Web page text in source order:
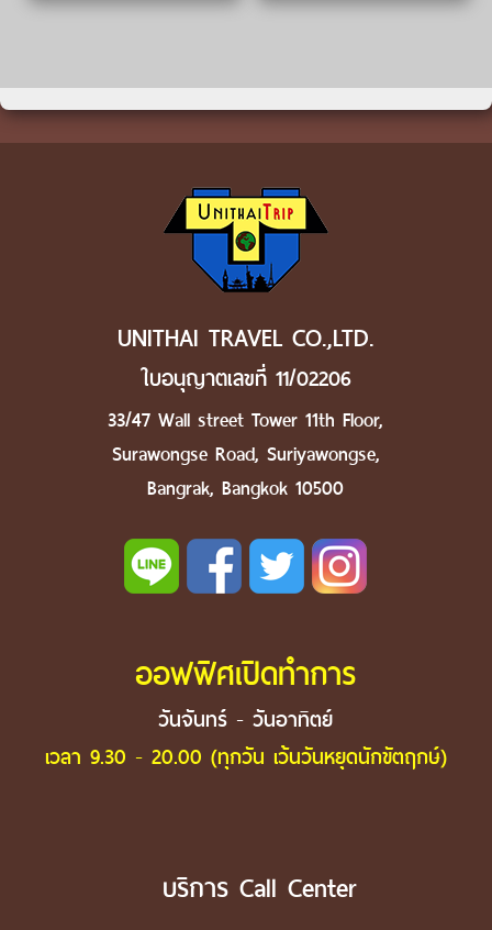
UNITHAI TRAVEL CO.,LTD.
ใบอนุญาตเลขที่ 11/02206
33/47 Wall street Tower 11th Floor,
Surawongse Road, Suriyawongse,
Bangrak, Bangkok 10500
ออฟฟิศเปิดทำการ
วันจันทร์ - วันอาทิตย์
เวลา 9.30 - 20.00 (ทุกวัน เว้นวันหยุดนักขัตฤกษ์)
บริการ Call Center